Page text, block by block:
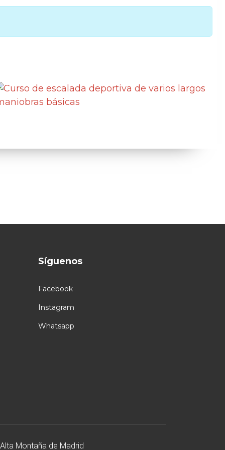
Síguenos
Facebook
Instagram
Whatsapp
Montaña de Madrid